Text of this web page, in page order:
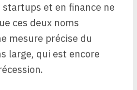
startups et en finance ne
ces deux noms
mesure précise du
large, qui est encore